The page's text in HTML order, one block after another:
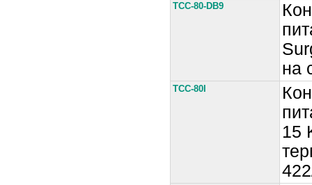
TCC-80-DB9
на
TCC-80I
15